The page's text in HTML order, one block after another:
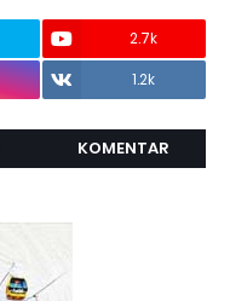
2.7k
1.2k
KOMENTAR